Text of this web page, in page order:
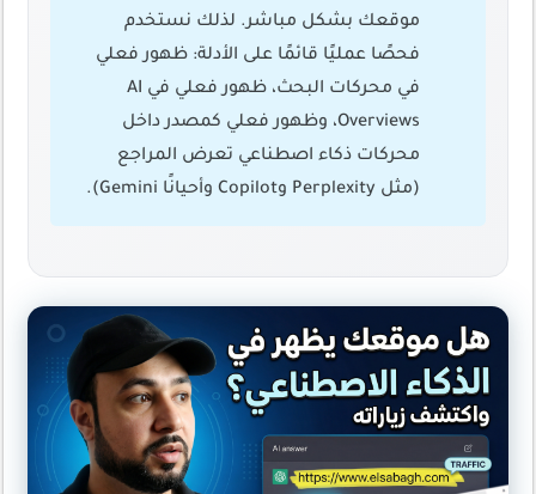
موقعك بشكل مباشر. لذلك نستخدم
فحصًا عمليًا قائمًا على الأدلة: ظهور فعلي
في محركات البحث، ظهور فعلي في AI
Overviews، وظهور فعلي كمصدر داخل
محركات ذكاء اصطناعي تعرض المراجع
(مثل Perplexity وCopilot وأحيانًا Gemini).